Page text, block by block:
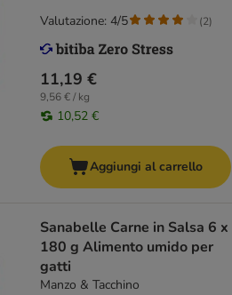
11,19 €
9,56 € / kg
10,52 €
Valutazione: 4/5 (2)
Aggiungi al carrello
Sanabelle Carne in Salsa 6 x
180 g Alimento umido per
gatti
Manzo & Tacchino